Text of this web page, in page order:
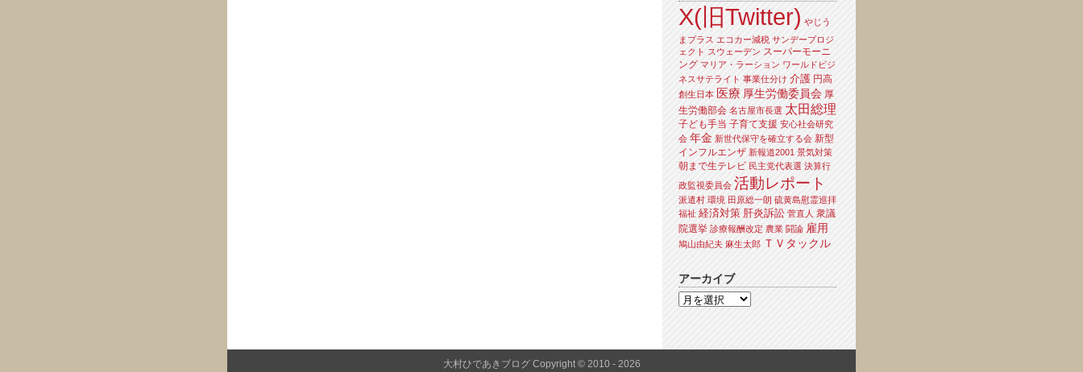
X(旧Twitter) やじう
まプラス エコカー減税 サンデープロジ
ェクト スウェーデン スーパーモーニ
ング マリア・ラーション ワールドビジ
ネスサテライト 事業仕分け 介護 円高
創生日本 医療 厚生労働委員会 厚
生労働部会 名古屋市長選 太田総理
子ども手当 子育て支援 安心社会研究
会 年金 新世代保守を確立する会 新型
インフルエンザ 新報道2001 景気対策
朝まで生テレビ 民主党代表選 決算行
政監視委員会 活動レポート
派遣村 環境 田原総一朗 硫黄島慰霊巡拝
福祉 経済対策 肝炎訴訟 菅直人 衆議
院選挙 診療報酬改定 農業 闘論 雇用
鳩山由紀夫 麻生太郎 ＴＶタックル
アーカイブ
大村ひであきブログ Copyright © 2010 - 2026